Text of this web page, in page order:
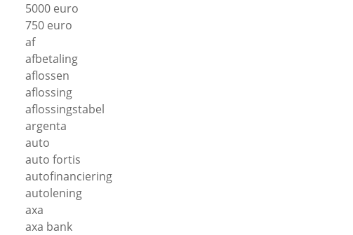
5000 euro
750 euro
af
afbetaling
aflossen
aflossing
aflossingstabel
argenta
auto
auto fortis
autofinanciering
autolening
axa
axa bank